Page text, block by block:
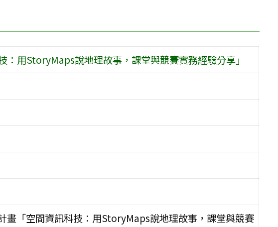
：用StoryMaps說地理故事，課堂與競賽實務經驗分享」
畫「空間資訊科技：用StoryMaps說地理故事，課堂與競賽